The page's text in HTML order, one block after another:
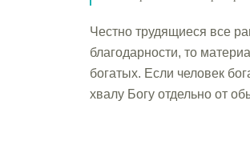
Честно трудящиеся все
благодарности, то
богатых. Если человек
хвалу Богу отдельно от